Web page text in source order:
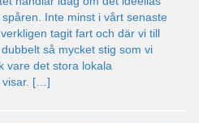
Inte minst i vårt senaste
tagit fart och där vi till
så mycket stig som vi
vare det stora lokala
visar. […]